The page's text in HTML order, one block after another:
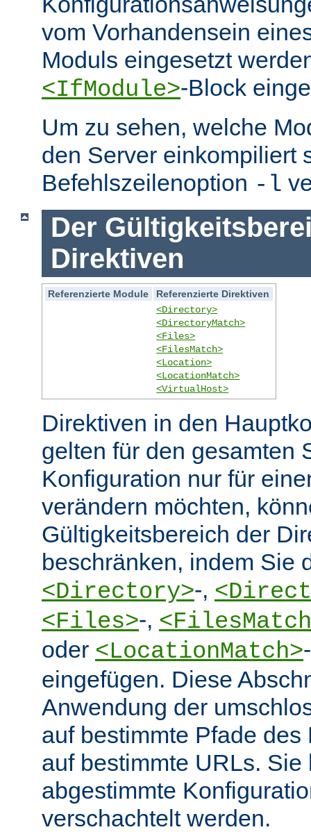
vom Vorhandensein
Moduls eingesetzt
<IfModule>-Block
Um zu sehen, welche
den Server einkompiliert
Befehlszeilenoption -l
Der
Direktiven
Referenzierte Module
Referenzierte Direktiven
<Directory>
<DirectoryMatch>
<Files>
<FilesMatch>
<Location>
<LocationMatch>
<VirtualHost>
Direktiven in den
gelten für den gesamten
Konfiguration nur für
verändern möchten,
Gültigkeitsbereich der
beschränken, indem Sie
<Directory>-,
<Files>-,
oder <LocationMatch>
eingefügen. Diese
Anwendung der
auf bestimmte Pfade
auf bestimmte URLs.
abgestimmte
verschachtelt werden.